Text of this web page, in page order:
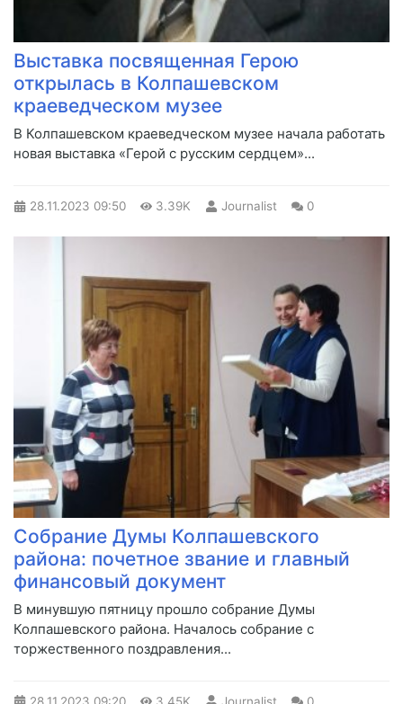
Выставка посвященная Герою
открылась в Колпашевском
краеведческом музее
​В Колпашевском краеведческом музее начала работать
новая выставка «Герой с русским сердцем»...
28.11.2023 09:50 3.39K Journalist 0
Собрание Думы Колпашевского
района: почетное звание и главный
финансовый документ
​В минувшую пятницу прошло собрание Думы
Колпашевского района. Началось собрание с
торжественного поздравления...